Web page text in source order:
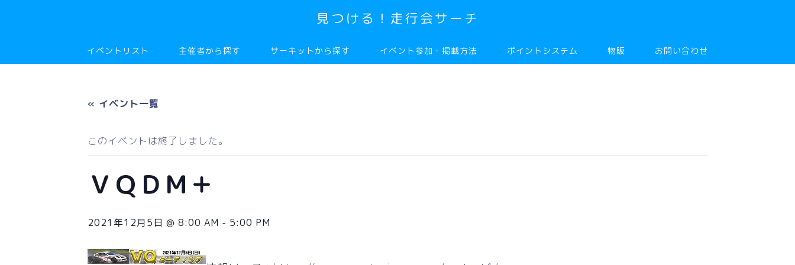
見つける！走行会サーチ
イベントリスト 主催者から探す サーキットから探す イベント参加・掲載方法 ポイントシステム 物販 お問い合わせ
« イベント一覧
このイベントは終了しました。
ＶＱＤＭ＋
2021年12月5日 @ 8:00 AM - 5:00 PM